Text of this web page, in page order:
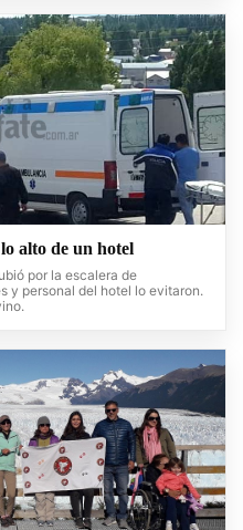
alto de un hotel
por la escalera de
y personal del hotel lo evitaron.